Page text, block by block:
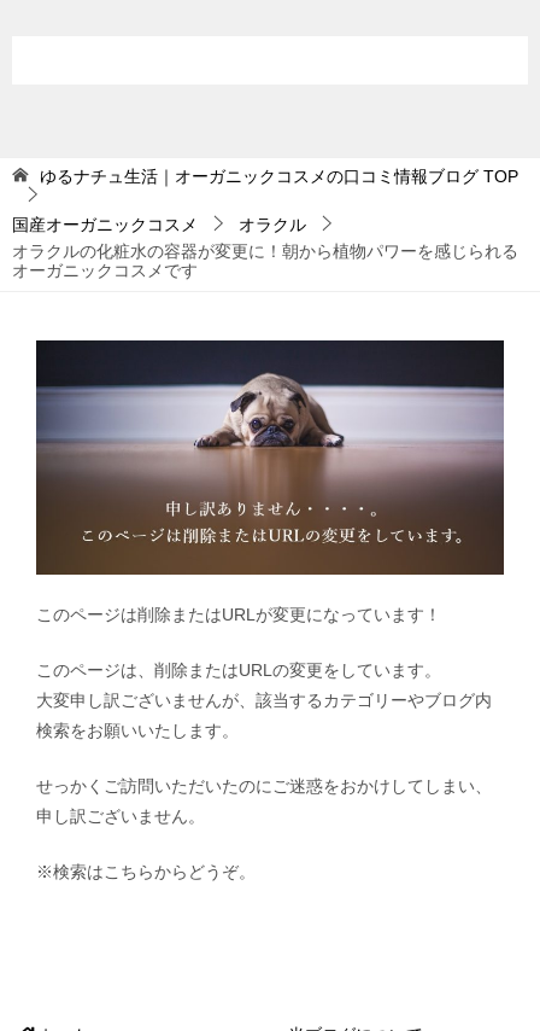
ゆるナチュ生活｜オーガニックコスメの口コミ情報ブログ TOP
国産オーガニックコスメ
オラクル
オラクルの化粧水の容器が変更に！朝から植物パワーを感じられる
オーガニックコスメです
このページは削除またはURLが変更になっています！
このページは、削除またはURLの変更をしています。
大変申し訳ございませんが、該当するカテゴリーやブログ内
検索をお願いいたします。
せっかくご訪問いただいたのにご迷惑をおかけしてしまい、
申し訳ございません。
※検索はこちらからどうぞ。